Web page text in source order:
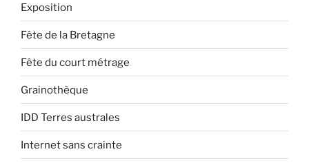
Exposition
Fête de la Bretagne
Fête du court métrage
Grainothèque
IDD Terres australes
Internet sans crainte